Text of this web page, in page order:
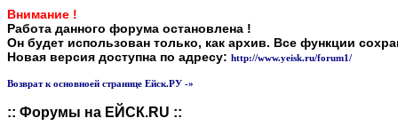
Внимание !
Работа данного форума остановлена !
Он будет использован только, как архив. Все функции
Новая версия доступна по адресу: http://www.yeisk.ru/forum1/
Возврат к основноей странице Ейск.РУ -»
:: Форумы на ЕЙСК.RU ::